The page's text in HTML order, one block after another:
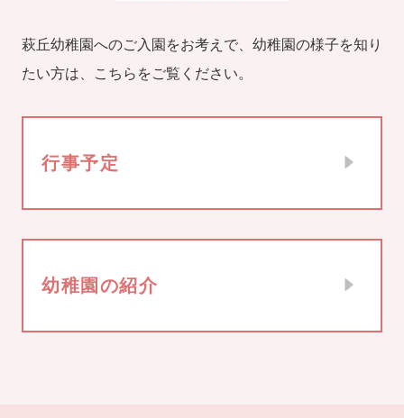
萩丘幼稚園へのご入園をお考えで、幼稚園の様子を知り
たい方は、こちらをご覧ください。
行事予定
幼稚園の紹介